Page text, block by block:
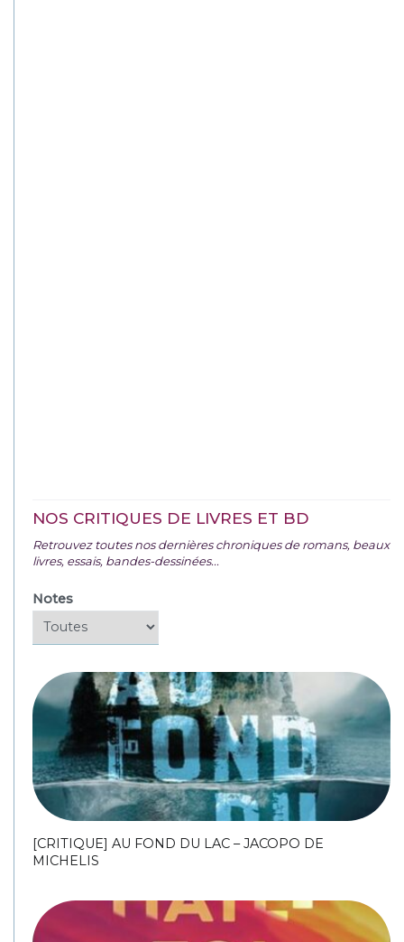
NOS CRITIQUES DE LIVRES ET BD
Retrouvez toutes nos dernières chroniques de romans, beaux
livres, essais, bandes-dessinées...
Notes
[CRITIQUE] AU FOND DU LAC – JACOPO DE
MICHELIS